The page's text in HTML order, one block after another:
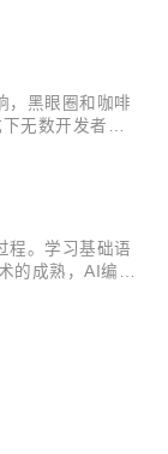
梳理的方式，
进入深水区后
。 技术金字塔
境 算力经济的
房里，8 台 A8
的单精度算
，黑眼圈和咖啡
无数开发者的
间炼狱”。但现
底 “OUT”！
”。需求分析阶
思维频频 “撞
了水漂。到了
程。学习基础语
的成熟，AI编程
码，再进行一
搬运，哦，不，